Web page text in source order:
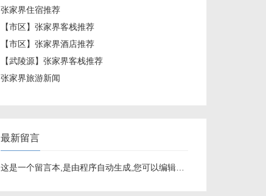
张家界住宿推荐
【市区】张家界客栈推荐
【市区】张家界酒店推荐
【武陵源】张家界客栈推荐
张家界旅游新闻
最新留言
这是一个留言本,是由程序自动生成,您可以编辑修改.